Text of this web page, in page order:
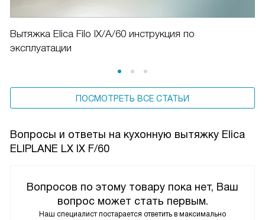
Вытяжка Elica Filo IX/A/60 инструкция по
эксплуатации
ПОСМОТРЕТЬ ВСЕ СТАТЬИ
Вопросы и ответы на кухонную вытяжку Elica
ELIPLANE LX IX F/60
Вопросов по этому товару пока нет, Ваш
вопрос может стать первым.
Наш специалист постарается ответить в максимально